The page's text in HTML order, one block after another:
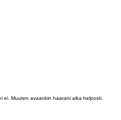
ei. Muuten avaankin haarani aika helposti.